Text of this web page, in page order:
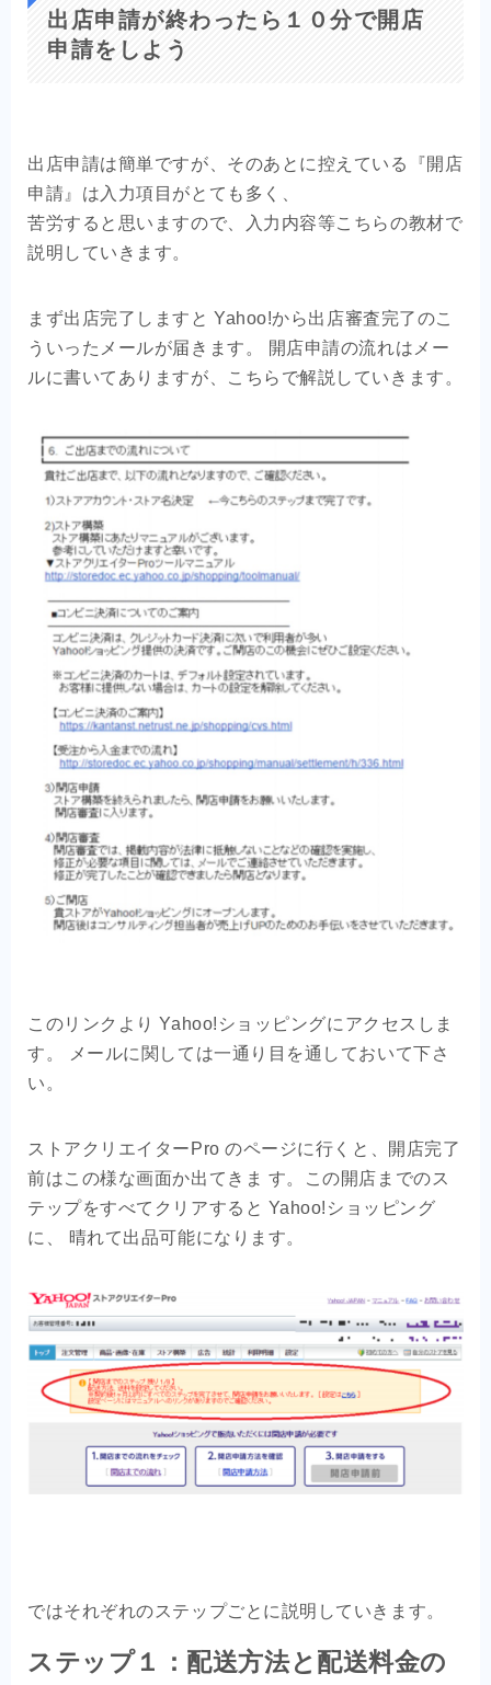
出店申請が終わったら１０分で開店
申請をしよう
出店申請は簡単ですが、そのあとに控えている『開店
申請』は入力項目がとても多く、
苦労すると思いますので、入力内容等こちらの教材で
説明していきます。
まず出店完了しますと Yahoo!から出店審査完了のこ
ういったメールが届きます。 開店申請の流れはメー
ルに書いてありますが、こちらで解説していきます。
このリンクより Yahoo!ショッピングにアクセスしま
す。 メールに関しては一通り目を通しておいて下さ
い。
ストアクリエイターPro のページに行くと、開店完了
前はこの様な画面か出てきま す。この開店までのス
テップをすべてクリアすると Yahoo!ショッピング
に、 晴れて出品可能になります。
ではそれぞれのステップごとに説明していきます。
ステップ１：配送方法と配送料金の